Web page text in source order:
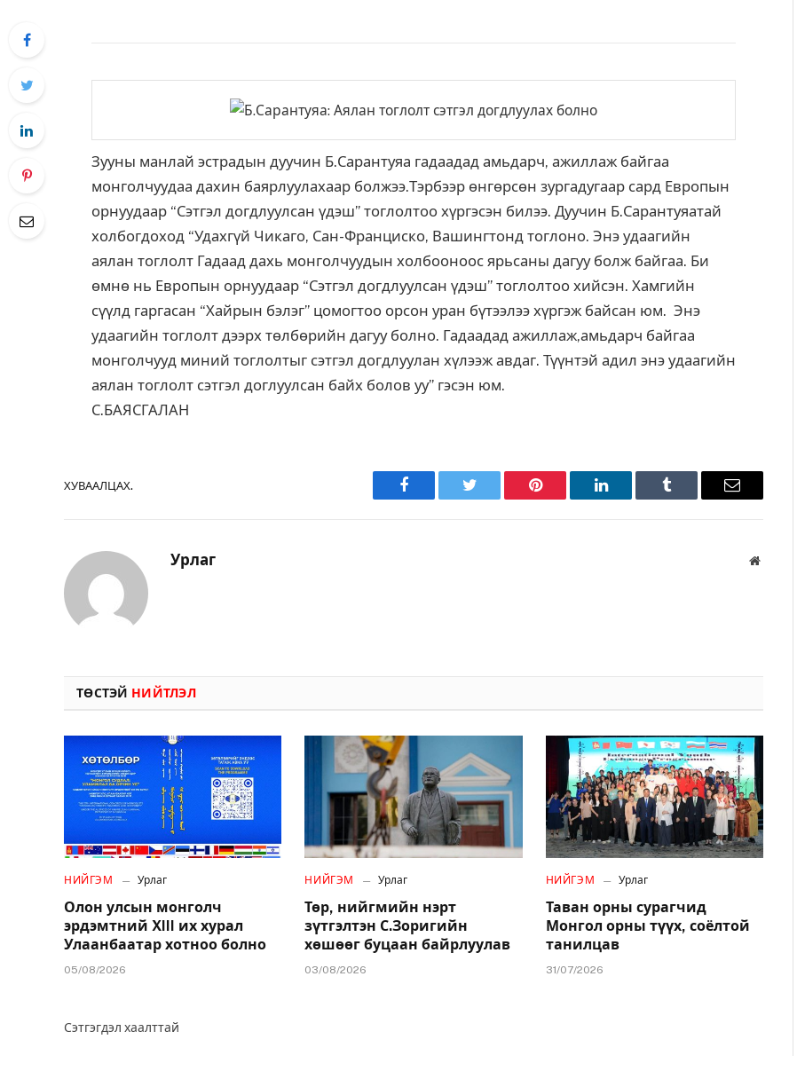
Зууны манлай эстрадын дуучин Б.Сарантуяа гадаадад амьдарч, ажиллаж байгаа
монголчуудаа дахин баярлуулахаар болжээ.Тэрбээр өнгөрсөн зургадугаар сард Европын
орнуудаар “Сэтгэл догдлуулсан үдэш” тоглолтоо хүргэсэн билээ. Дуучин Б.Сарантуяатай
холбогдоход “Удахгүй Чикаго, Сан-Франциско, Вашингтонд тоглоно. Энэ удаагийн
аялан тоглолт Гадаад дахь монголчуудын холбооноос ярьсаны дагуу болж байгаа. Би
өмнө нь Европын орнуудаар “Сэтгэл догдлуулсан үдэш” тоглолтоо хийсэн. Хамгийн
сүүлд гаргасан “Хайрын бэлэг” цомогтоо орсон уран бүтээлээ хүргэж байсан юм. Энэ
удаагийн тоглолт дээрх төлбөрийн дагуу болно. Гадаадад ажиллаж,амьдарч байгаа
монголчууд миний тоглолтыг сэтгэл догдлуулан хүлээж авдаг. Түүнтэй адил энэ удаагийн
аялан тоглолт сэтгэл доглуулсан байх болов уу” гэсэн юм.
С.БАЯСГАЛАН
ХУВААЛЦАХ.
Facebook Twitter Pinterest LinkedIn Tumblr Имэйл
Урлаг Вэбсайт
ТӨСТЭЙ НИЙТЛЭЛ
НИЙГЭМ Урлаг
Олон улсын монголч
эрдэмтний XIII их хурал
Улаанбаатар хотноо болно
05/08/2026
НИЙГЭМ Урлаг
Төр, нийгмийн нэрт
зүтгэлтэн С.Зоригийн
хөшөөг буцаан байрлуулав
03/08/2026
НИЙГЭМ Урлаг
Таван орны сурагчид
Монгол орны түүх, соёлтой
танилцав
31/07/2026
Сэтгэгдэл хаалттай